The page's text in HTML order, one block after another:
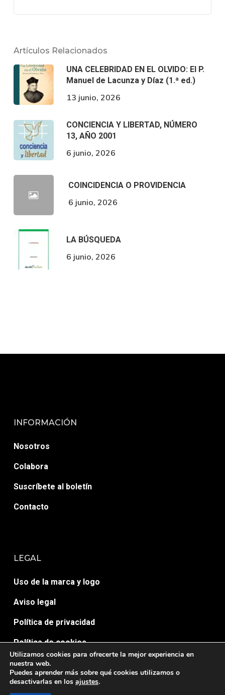
Artículos Relacionados
UNA CELEBRIDAD EN EL OLVIDO: El P.
Manuel de Lacunza y Díaz (1.ª ed.)
13 junio, 2026
CONCIENCIA Y LIBERTAD, NÚMERO
13, AÑO 2001
6 junio, 2026
COINCIDENCIA O PROVIDENCIA
6 junio, 2026
LA BÚSQUEDA
6 junio, 2026
INFORMACIÓN
Nosotros
Colabora
Suscríbete al boletín
Contacto
LEGAL
Uso de la marca y logo
Aviso legal
Política de privacidad
Política de cookies
Utilizamos cookies para ofrecerte la mejor experiencia en
nuestra web.
Puedes aprender más sobre qué cookies utilizamos o
desactivarlas en los ajustes.